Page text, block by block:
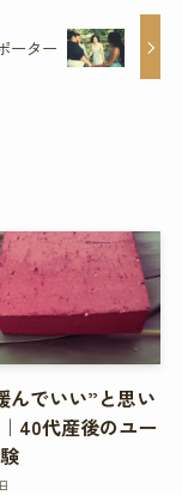
ーター
んでいい”と思い
40代産後のユー